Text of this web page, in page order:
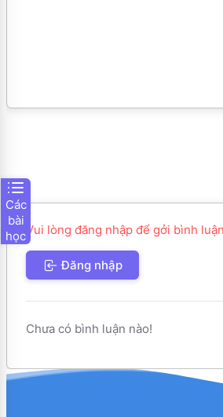
Vui lòng đăng nhập để gởi bình
Đăng nhập
Chưa có bình luận nào!
Các
bài
học